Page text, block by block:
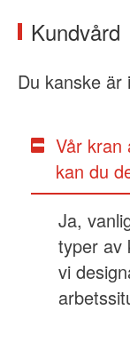
Kundvård
Du kanske är
Vår kran
kan du
Ja,
typer av
vi